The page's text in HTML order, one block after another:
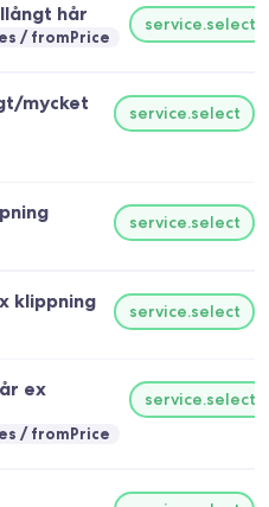
hår
fromPrice
service.select
mycket
service.select
service.select
klippning service.select
ex
fromPrice
service.select